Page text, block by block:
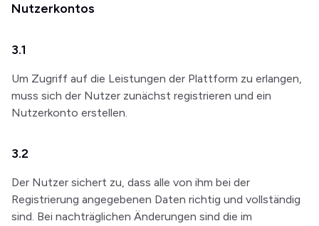
Nutzerkontos
3.1
Um Zugriff auf die Leistungen der Plattform zu erlangen,
muss sich der Nutzer zunächst registrieren und ein
Nutzerkonto erstellen.
3.2
Der Nutzer sichert zu, dass alle von ihm bei der
Registrierung angegebenen Daten richtig und vollständig
sind. Bei nachträglichen Änderungen sind die im